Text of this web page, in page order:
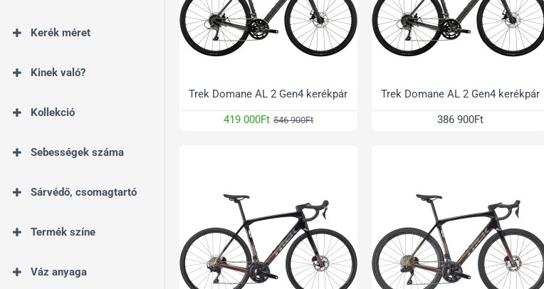
Kerék méret
Kinek való?
Kollekció
Sebességek száma
Sárvédő, csomagtartó
Termék színe
Váz anyaga
Trek Domane AL 2 Gen4 kerékpár
419 000Ft 546 900Ft
Trek Domane AL 2 Gen4 kerékpár
386 900Ft